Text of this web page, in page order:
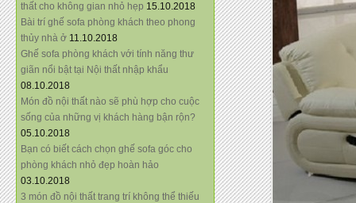
thất cho không gian nhỏ hẹp 15.10.2018
Bài trí ghế sofa phòng khách theo phong
thủy nhà ở 11.10.2018
Ghế sofa phòng khách với tính năng thư
giãn nổi bật tại Nội thất nhập khẩu
08.10.2018
Món đồ nội thất nào sẽ phù hợp cho cuộc
sống của những vị khách hàng bận rộn?
05.10.2018
Bạn có biết cách chọn ghế sofa góc cho
phòng khách nhỏ đẹp hoàn hảo
03.10.2018
3 món đồ nội thất trang trí không thể thiếu